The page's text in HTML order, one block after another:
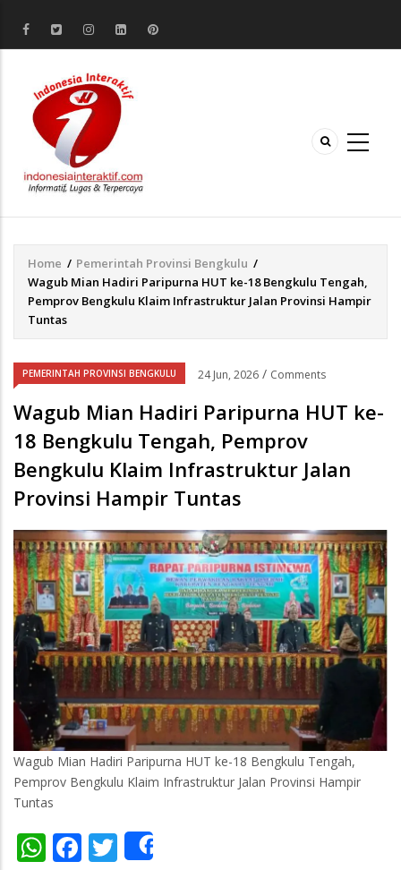
Breadcrumb
Home / Pemerintah Provinsi Bengkulu /
Wagub Mian Hadiri Paripurna HUT ke-18 Bengkulu Tengah,
Pemprov Bengkulu Klaim Infrastruktur Jalan Provinsi Hampir
Tuntas
PEMERINTAH PROVINSI BENGKULU 24 Jun, 2026 / Comments
Wagub Mian Hadiri Paripurna HUT ke-
18 Bengkulu Tengah, Pemprov
Bengkulu Klaim Infrastruktur Jalan
Provinsi Hampir Tuntas
Wagub Mian Hadiri Paripurna HUT ke-18 Bengkulu Tengah,
Pemprov Bengkulu Klaim Infrastruktur Jalan Provinsi Hampir
Tuntas
WhatsApp
Facebook
Twitter